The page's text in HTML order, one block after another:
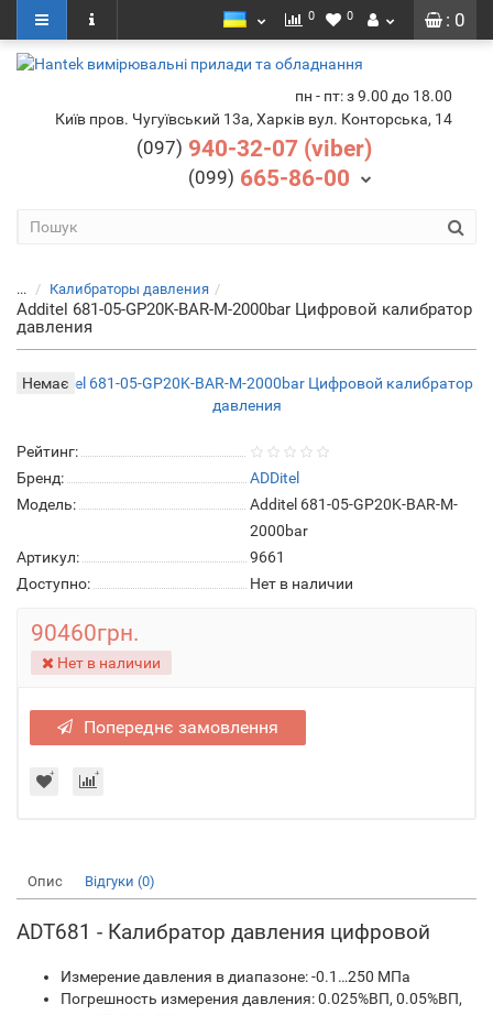
: 0
0 0
пн - пт: з 9.00 до 18.00
Київ пров. Чугуївський 13а, Харків вул. Конторська, 14
(097) 940-32-07 (viber)
(099) 665-86-00
... Калибраторы давления
Additel 681-05-GP20K-BAR-M-2000bar Цифровой калибратор
давления
Немає
Рейтинг:
Бренд:
ADDitel
Модель:
Additel 681-05-GP20K-BAR-M-
2000bar
Артикул:
9661
Доступно:
Нет в наличии
90460грн.
Нет в наличии
Попереднє замовлення
Опис Відгуки (0)
ADT681 - Калибратор давления цифровой
Измерение давления в диапазоне: -0.1…250 МПа
Погрешность измерения давления: 0.025%ВП, 0.05%ВП,